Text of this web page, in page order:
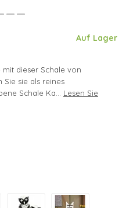
Auf Lager
dieser Schale von
Sie sie als reines
Schale Ka... Lesen Sie